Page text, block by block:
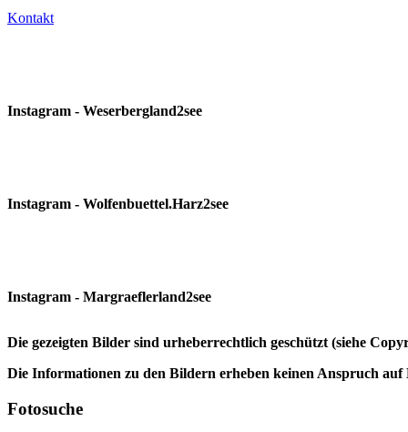
Kontakt
Instagram - Weserbergland2see
Instagram - Wolfenbuettel.Harz2see
Instagram - Margraeflerland2see
Die gezeigten Bilder sind urheberrechtlich geschützt (siehe
Die Informationen zu den Bildern erheben keinen Anspruch
Fotosuche